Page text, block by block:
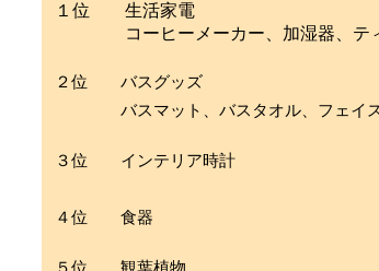
１位 生活家電
コーヒーメーカー、加湿器、ティ
２位 バスグッズ
バスマット、バスタオル、フェイス
３位 インテリア時計
４位 食器